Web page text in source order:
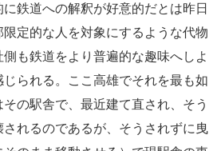
鉄道への解釈が好意的だとは昨日
定的な人を対象にするような代物
も鉄道をより普遍的な趣味へしよ
じられる。ここ高雄でそれを最も如
の駅舎で、最近建て直され、そう
れるのであるが、そうされずに曳